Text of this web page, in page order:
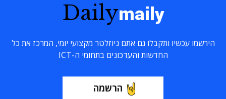
Dailymaily
הירשמו עכשיו ותקבלו גם אתם ניוזלטר מקצועי יומי, המרכז את כל
החדשות והעדכונים בתחומי ה-ICT
הרשמה